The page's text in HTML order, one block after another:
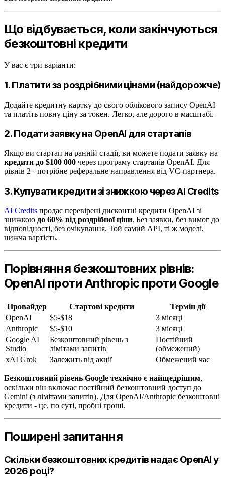
Що відбувається, коли закінчуються
безкоштовні кредити
У вас є три варіанти:
1. Платити за роздрібними цінами (найдорожче)
Додайте кредитну картку до свого облікового запису OpenAI
та платіть повну ціну за токен. Легко, але дорого в масштабі.
2. Подати заявку на OpenAI для стартапів
Якщо ви стартап на ранній стадії, ви можете подати заявку на
кредити до $100 000 через програму стартапів OpenAI. Для
рівнів 2+ потрібне реферальне направлення від VC-партнера.
3. Купувати кредити зі знижкою через AI Credits
AI Credits продає перевірені дисконтні кредити OpenAI зі
знижкою до 60% від роздрібної ціни. Без заявки, без вимог до
відповідності, без очікування. Той самий API, ті ж моделі,
нижча вартість.
Порівняння безкоштовних рівнів:
OpenAI проти Anthropic проти Google
Провайдер Стартові кредити
Термін дії
OpenAI
$5-$18
3 місяці
Anthropic
$5-$10
3 місяці
Google AI
Studio
Безкоштовний рівень з
лімітами запитів
Постійний
(обмежений)
xAI Grok
Залежить від акції Обмежений час
Безкоштовний рівень Google технічно є найщедрішим,
оскільки він включає постійний безкоштовний доступ до
Gemini (з лімітами запитів). Для OpenAI/Anthropic безкоштовні
кредити - це, по суті, пробні гроші.
Поширені запитання
Скільки безкоштовних кредитів надає OpenAI у
2026 році?